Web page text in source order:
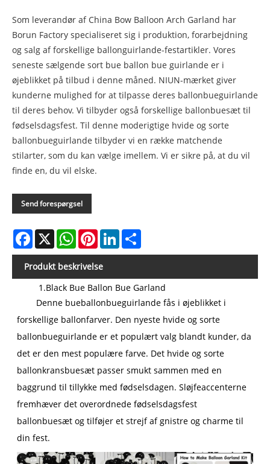
Som leverandør af China Bow Balloon Arch Garland har
Borun Factory specialiseret sig i produktion, forarbejdning
og salg af forskellige ballonguirlande-festartikler. Vores
seneste sælgende sort bue ballon bue guirlande er i
øjeblikket på tilbud i denne måned. NIUN-mærket giver
kunderne mulighed for at tilpasse deres ballonbueguirlande
til deres behov. Vi tilbyder også forskellige ballonbuesæt til
fødselsdagsfest. Til denne moderigtige hvide og sorte
ballonbueguirlande tilbyder vi en række matchende
stilarter, som du kan vælge imellem. Vi er sikre på, at du vil
finde en, du vil elske.
Send forespørgsel
Facebook
X WhatsAppPinterestLinkedIn
Produkt beskrivelse
1.Black Bue Ballon Bue Garland
Denne bueballonbueguirlande fås i øjeblikket i
forskellige ballonfarver. Den nyeste hvide og sorte
ballonbueguirlande er et populært valg blandt kunder, da
det er den mest populære farve. Det hvide og sorte
ballonkransbuesæt passer smukt sammen med en
baggrund til tillykke med fødselsdagen. Sløjfeaccenterne
fremhæver det overordnede fødselsdagsfest
ballonbuesæt og tilføjer et strejf af gnistre og charme til
din fest.